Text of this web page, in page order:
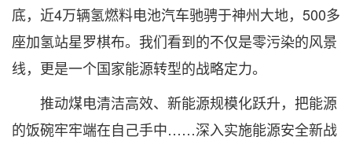
底，近4万辆氢燃料电池汽车驰骋于神州大地，500多
座加氢站星罗棋布。我们看到的不仅是零污染的风景
线，更是一个国家能源转型的战略定力。
推动煤电清洁高效、新能源规模化跃升，把能源
的饭碗牢牢端在自己手中……深入实施能源安全新战